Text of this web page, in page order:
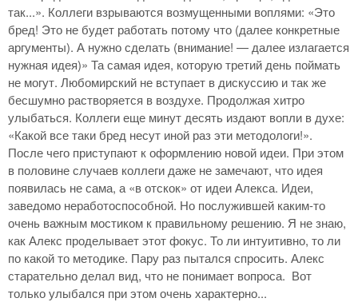
так...». Коллеги взрываются возмущенными воплями: «Это
бред! Это не будет работать потому что (далее конкретные
аргументы). А нужно сделать (внимание! — далее излагается
нужная идея)» Та самая идея, которую третий день поймать
не могут. Любомирский не вступает в дискуссию и так же
бесшумно растворяется в воздухе. Продолжая хитро
улыбаться. Коллеги еще минут десять издают вопли в духе:
«Какой все таки бред несут иной раз эти методологи!».
После чего приступают к оформлению новой идеи. При этом
в половине случаев коллеги даже не замечают, что идея
появилась не сама, а «в отскок» от идеи Алекса. Идеи,
заведомо неработоспособной. Но послужившей каким-то
очень важным мостиком к правильному решению. Я не знаю,
как Алекс проделывает этот фокус. То ли интуитивно, то ли
по какой то методике. Пару раз пытался спросить. Алекс
старательно делал вид, что не понимает вопроса. Вот
только улыбался при этом очень характерно...